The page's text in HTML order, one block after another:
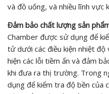
và đồ uống, và nhiều lĩnh vực
Đảm bảo chất lượng sản
Chamber được sử dụng để
tử dưới các điều kiện nhiệt độ
hiện các lỗi tiềm ẩn và đảm
khi đưa ra thị trường. Trong
dụng để kiểm tra độ bền của